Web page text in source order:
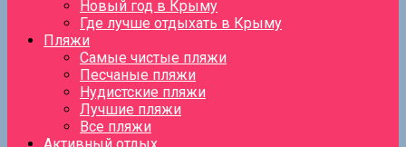
Новый год в Крыму
Где лучше отдыхать в Крыму
Пляжи
Самые чистые пляжи
Песчаные пляжи
Нудистские пляжи
Лучшие пляжи
Все пляжи